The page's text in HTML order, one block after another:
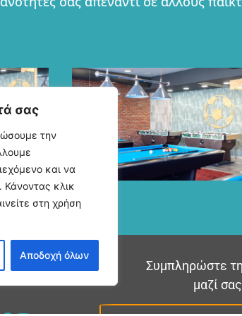
σας
την
και να
Κάνοντας κλικ
στη χρήση
Αποδοχή όλων
Συμπληρώστε
μαζί